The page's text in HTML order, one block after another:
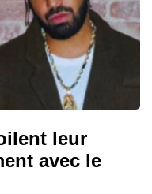
leur
avec le